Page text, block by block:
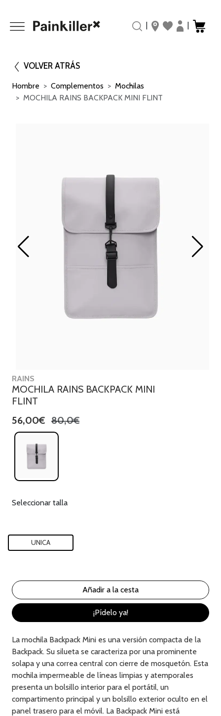
VOLVER ATRÁS
Hombre Complementos
Mochilas
MOCHILA RAINS BACKPACK MINI FLINT
RAINS
MOCHILA RAINS BACKPACK MINI
FLINT
56,00€ 80,0€
Seleccionar talla
UNICA
¡Pídelo ya!
La mochila Backpack Mini es una versión compacta de la
Backpack. Su silueta se caracteriza por una prominente
solapa y una correa central con cierre de mosquetón. Esta
mochila impermeable de líneas limpias y atemporales
presenta un bolsillo interior para el portátil, un
compartimento principal y un bolsillo exterior oculto en el
panel trasero para el móvil. La Backpack Mini está